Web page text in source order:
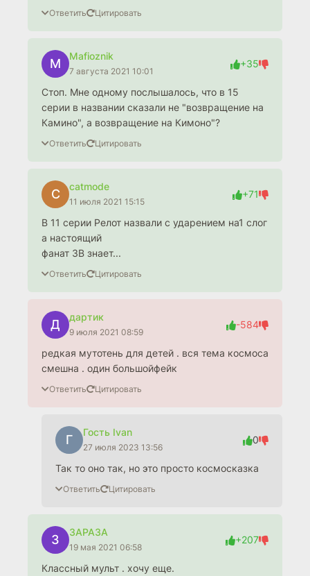
Ответить Цитировать
M
Mafioznik
7 августа 2021 10:01
+35
Стоп. Мне одному послышалось, что в 15
серии в названии сказали не "возвращение на
Камино", а возвращение на Кимоно"?
Ответить Цитировать
C
catmode
11 июля 2021 15:15
+71
В 11 серии Релот назвали с ударением на1 слог
а настоящий
фанат ЗВ знает...
Ответить Цитировать
Д
дартик
9 июля 2021 08:59
-584
редкая мутотень для детей . вся тема космоса
смешна . один большойфейк
Ответить Цитировать
Г
Гость Ivan
27 июля 2023 13:56
0
Так то оно так, но это просто космосказка
Ответить Цитировать
3
3APA3A
19 мая 2021 06:58
+207
Классный мульт . хочу еще.